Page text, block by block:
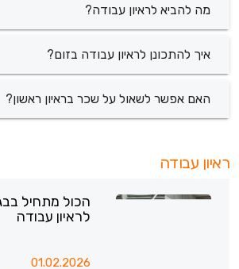
מה להביא לראיון עבודה?
איך להתכונן לראיון עבודה בזום?
האם אפשר לשאול על שכר בראיון ראשון?
ראיון עבודה
הכול מתחיל
לראיון עבודה
01.02.2026